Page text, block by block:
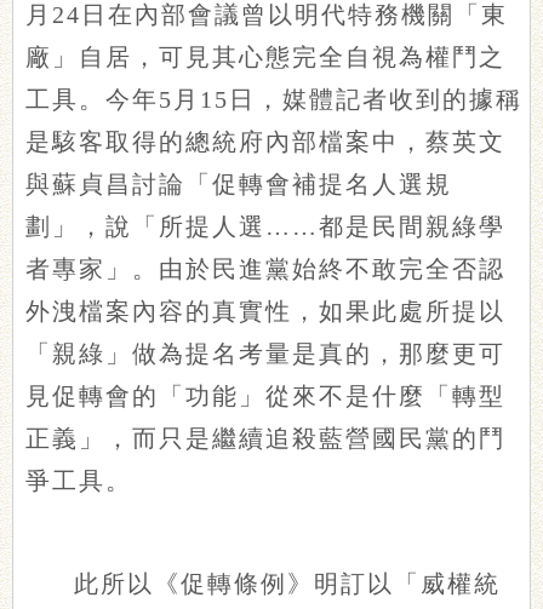
月24日在內部會議曾以明代特務機關「東
廠」自居，可見其心態完全自視為權鬥之
工具。今年5月15日，媒體記者收到的據稱
是駭客取得的總統府內部檔案中，蔡英文
與蘇貞昌討論「促轉會補提名人選規
劃」，說「所提人選……都是民間親綠學
者專家」。由於民進黨始終不敢完全否認
外洩檔案內容的真實性，如果此處所提以
「親綠」做為提名考量是真的，那麼更可
見促轉會的「功能」從來不是什麼「轉型
正義」，而只是繼續追殺藍營國民黨的鬥
爭工具。
此所以《促轉條例》明訂以「威權統